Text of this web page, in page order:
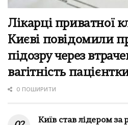
Лікарці приватної
Києві повідомили
підозру через
вагітність
0 ПОШИРИТИ
Київ став лідером за